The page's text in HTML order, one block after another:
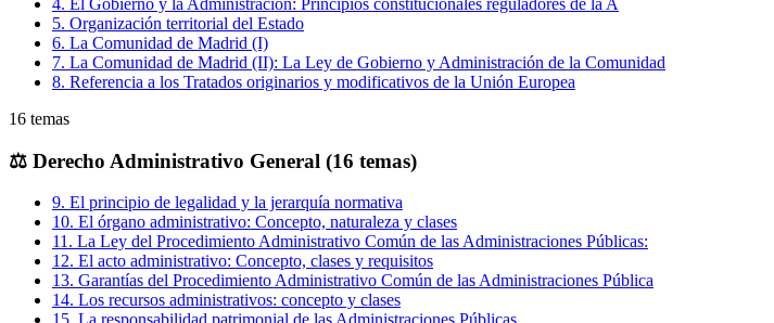
4. El Gobierno y la Administración: Principios constitucionales reguladores de la A
5. Organización territorial del Estado
6. La Comunidad de Madrid (I)
7. La Comunidad de Madrid (II): La Ley de Gobierno y Administración de la Comunidad
8. Referencia a los Tratados originarios y modificativos de la Unión Europea
16 temas
⚖️ Derecho Administrativo General (16 temas)
9. El principio de legalidad y la jerarquía normativa
10. El órgano administrativo: Concepto, naturaleza y clases
11. La Ley del Procedimiento Administrativo Común de las Administraciones Públicas:
12. El acto administrativo: Concepto, clases y requisitos
13. Garantías del Procedimiento Administrativo Común de las Administraciones Pública
14. Los recursos administrativos: concepto y clases